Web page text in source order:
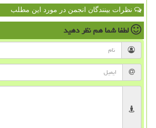
نظرات بینندگان انجمن در مورد این مطلب
لطفا شما همنظر دهید